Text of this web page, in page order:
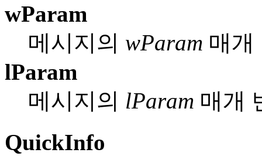
wParam
메시지의 wParam 매개
lParam
메시지의 lParam 매개
QuickInfo